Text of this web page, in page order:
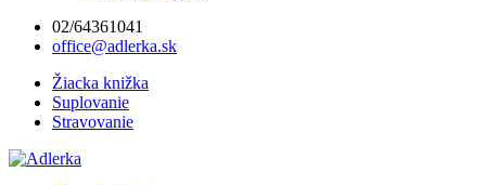
02/64361041
office@adlerka.sk
Žiacka knižka
Suplovanie
Stravovanie